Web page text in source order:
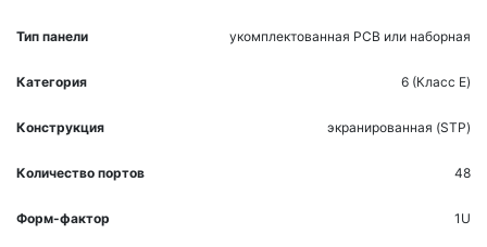
Тип панели укомплектованная PCB или наборная
Категория 6 (Класс E)
Конструкция экранированная (STP)
Количество портов 48
Форм-фактор 1U